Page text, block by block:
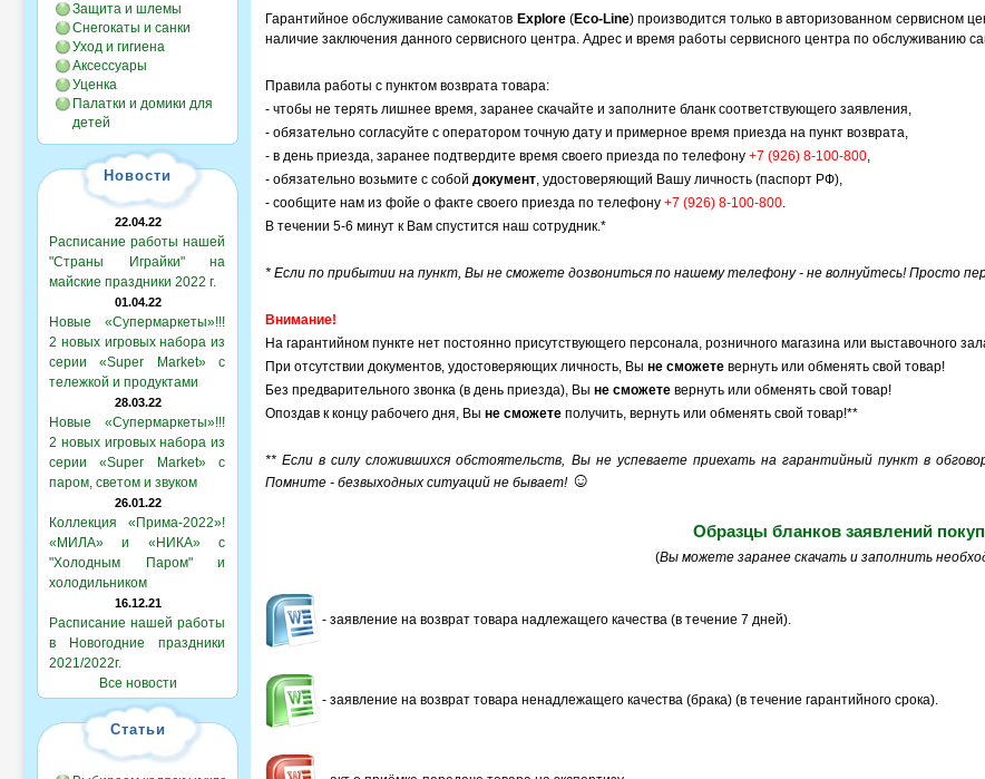
Защита и шлемы
Снегокаты и санки
Уход и гигиена
Аксессуары
Уценка
Палатки и домики для
детей
Новости
22.04.22
Расписание работы нашей
"Страны Играйки" на
майские праздники 2022 г.
01.04.22
Новые «Супермаркеты»!!!
2 новых игровых набора из
серии «Super Market» с
тележкой и продуктами
28.03.22
Новые «Супермаркеты»!!!
2 новых игровых набора из
серии «Super Market» с
паром, светом и звуком
26.01.22
Коллекция «Прима-2022»!
«МИЛА» и «НИКА» с
"Холодным Паром" и
холодильником
16.12.21
Расписание нашей работы
в Новогодние праздники
2021/2022г.
Все новости
Статьи
Гарантийное обслуживание самокатов Explore(Eco-Line) производится только в авторизованном сервисном
наличие заключения данного сервисного центра. Адрес и время работы сервисного центра по обслуживанию
Правила работы с пунктом возврата товара:
- чтобы не терять лишнее время, заранее скачайте и заполните бланк соответствующего заявления,
- обязательно согласуйте с оператором точную дату и примерное время приезда на пункт возврата,
- в день приезда, заранее подтвердите время своего приезда по телефону +7 (926) 8-100-800,
- обязательно возьмите с собой документ, удостоверяющий Вашу личность (паспорт РФ),
- сообщите нам из фойе о факте своего приезда по телефону +7 (926) 8-100-800.
В течении 5-6 минут к Вам спустится наш сотрудник.*
* Если по прибытии на пункт, Вы не сможете дозвониться по нашему телефону - не волнуйтесь! Просто
Внимание!
На гарантийном пункте нет постоянно присутствующего персонала, розничного магазина или выставочного
При отсутствии документов, удостоверяющих личность, Вы не сможете вернуть или обменять свой товар!
Без предварительного звонка (в день приезда), Вы не сможете вернуть или обменять свой товар!
Опоздав к концу рабочего дня, Вы не сможете получить, вернуть или обменять свой товар!**
** Если в силу сложившихся обстоятельств, Вы не успеваете приехать на гарантийный пункт в
Помните - безвыходных ситуаций не бывает! ☺
Образцы бланков заявлений
(Вы можете заранее скачать и заполнить
- заявление на возврат товара надлежащего качества (в течение 7 дней).
- заявление на возврат товара ненадлежащего качества (брака) (в течение гарантийного срока).